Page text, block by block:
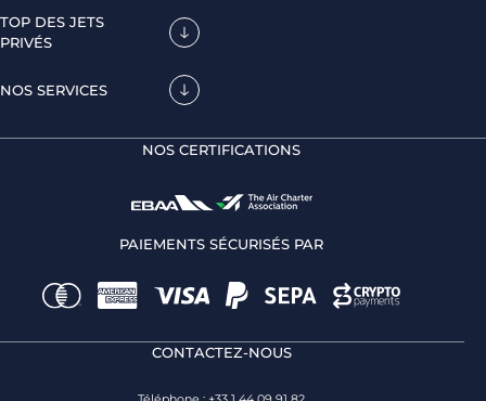
TOP DES JETS
PRIVÉS
NOS SERVICES
NOS CERTIFICATIONS
PAIEMENTS SÉCURISÉS PAR
CONTACTEZ-NOUS